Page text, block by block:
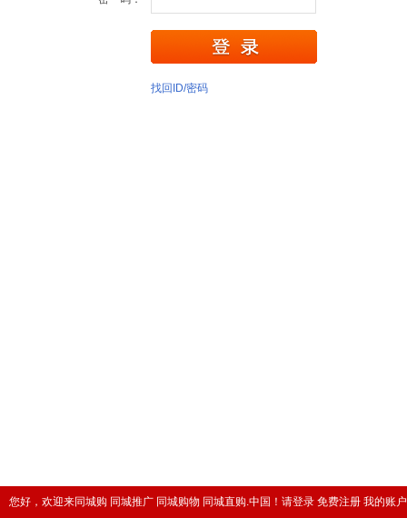
您好，欢迎来同城购 同城推广 同城购物 同城直购.中国！ 请登录 免费注册 我的账户
找回ID/密码